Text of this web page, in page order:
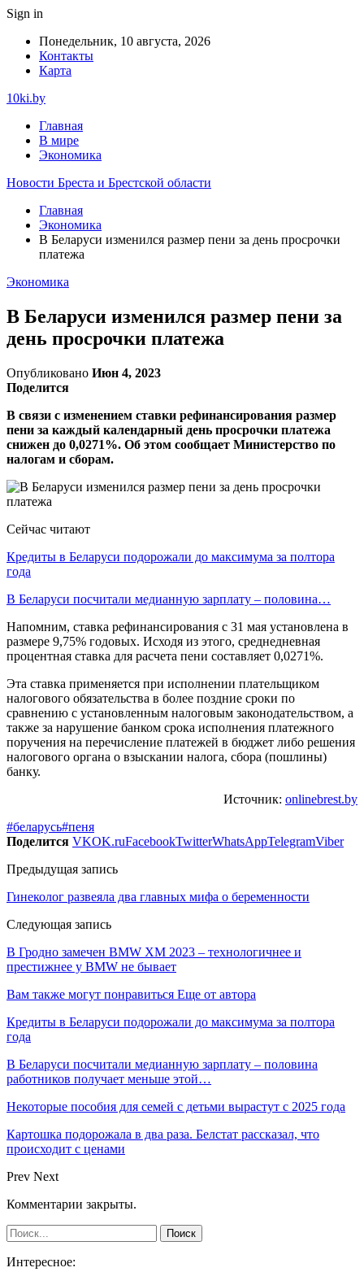
Sign in
Понедельник, 10 августа, 2026
Контакты
Карта
10ki.by
Главная
В мире
Экономика
Новости Бреста и Брестской области
Главная
Экономика
В Беларуси изменился размер пени за день просрочки
платежа
Экономика
В Беларуси изменился размер пени за
день просрочки платежа
Опубликовано Июн 4, 2023
Поделится
В связи с изменением ставки рефинансирования размер
пени за каждый календарный день просрочки платежа
снижен до 0,0271%. Об этом сообщает Министерство по
налогам и сборам.
Сейчас читают
Кредиты в Беларуси подорожали до максимума за полтора
года
В Беларуси посчитали медианную зарплату – половина…
Напомним, ставка рефинансирования с 31 мая установлена в
размере 9,75% годовых. Исходя из этого, среднедневная
процентная ставка для расчета пени составляет 0,0271%.
Эта ставка применяется при исполнении плательщиком
налогового обязательства в более поздние сроки по
сравнению с установленным налоговым законодательством, а
также за нарушение банком срока исполнения платежного
поручения на перечисление платежей в бюджет либо решения
налогового органа о взыскании налога, сбора (пошлины)
банку.
Источник: onlinebrest.by
#беларусь#пеня
Поделится VKOK.ruFacebookTwitterWhatsAppTelegramViber
Предыдущая запись
Гинеколог развеяла два главных мифа о беременности
Следующая запись
В Гродно замечен BMW XM 2023 – технологичнее и
престижнее у BMW не бывает
Вам также могут понравиться Еще от автора
Кредиты в Беларуси подорожали до максимума за полтора
года
В Беларуси посчитали медианную зарплату – половина
работников получает меньше этой…
Некоторые пособия для семей с детьми вырастут с 2025 года
Картошка подорожала в два раза. Белстат рассказал, что
происходит с ценами
Prev Next
Комментарии закрыты.
Интересное: